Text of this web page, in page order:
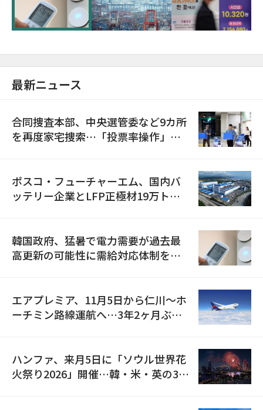
に需給対応体制を点検
最新ニュース
合同捜査本部、中央選管委など9カ所
を再度家宅捜索…「投票率操作」の
ポスコ・フューチャーエム、国内バ
ッテリー企業とLFP正極材19万トン
韓国政府、猛暑で電力需要が過去最
高更新の可能性に需給対応体制を点
エアプレミア、11月5日から仁川〜ホ
ーチミン路線運航へ…3年2ヶ月ぶり
ハンファ、来月5日に「ソウル世界花
火祭り2026」開催…韓・米・英の3カ